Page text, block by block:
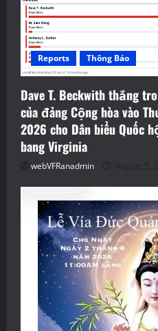
Reports Thông Báo
Dave T. Beckwith thắng
của đảng Cộng hòa vào
2026 cho Dân biểu Quốc
bang Virginia
webVFRanadmin August 5,